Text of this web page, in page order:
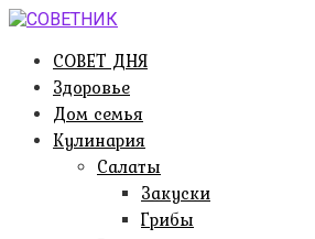
Перейти
контентуСОВЕТ ДНЯ
Здоровье
Дом семья
Кулинария
Салаты
Закуски
Грибы